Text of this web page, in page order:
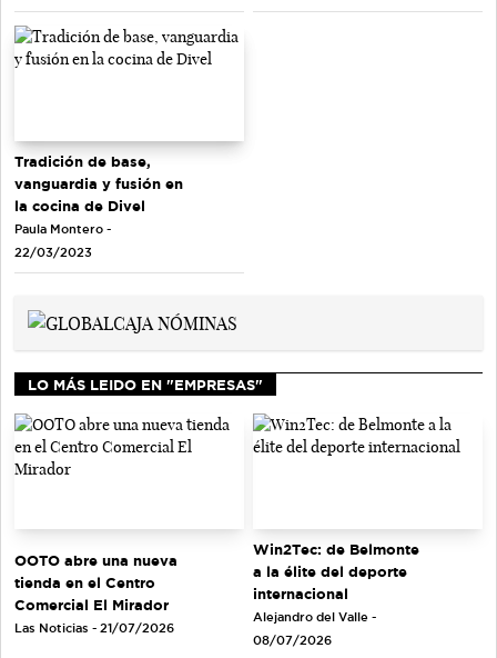
Tradición de base,
vanguardia y fusión en
la cocina de Divel
Paula Montero -
22/03/2023
LO MÁS LEIDO EN "EMPRESAS"
OOTO abre una nueva
tienda en el Centro
Comercial El Mirador
Las Noticias - 21/07/2026
Win2Tec: de Belmonte
a la élite del deporte
internacional
Alejandro del Valle -
08/07/2026